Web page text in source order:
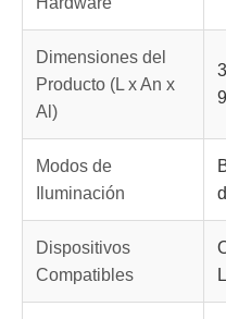
Dimensiones del
Producto (L x An x
Al)
Modos de
Iluminación
Dispositivos
Compatibles